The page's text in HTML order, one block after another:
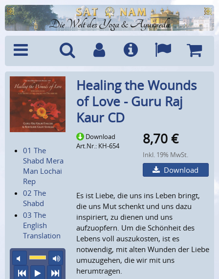
Die Welt des Yoga & Ayurveda
Menü SucheBenutzerkonto
Info Sprachen
01 The
Shabd Mera
Man Lochai
Rep
02 The
Shabd
03 The
English
Translation
Ton aus
maximale Laustärke
vorheriger Titel
Abspielennächster Titel
Healing the Wounds
of Love - Guru Raj
Kaur CD
Download
Art.Nr.: KH-654
8,70 €
Inkl. 19% MwSt.
Download
Es ist Liebe, die uns ins Leben bringt,
die uns Mut schenkt und uns dazu
inspiriert, zu dienen und uns
aufzuopfern. Um die Schönheit des
Lebens voll auszukosten, ist es
notwendig, mit alten Wunden der Liebe
umuzugehen, die wir mit uns
herumtragen.